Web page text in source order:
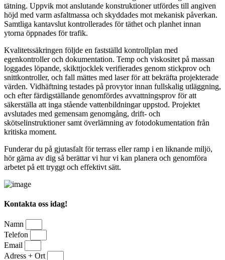
tätning. Uppvik mot anslutande konstruktioner utfördes till angiven
höjd med varm asfaltmassa och skyddades mot mekanisk påverkan.
Samtliga kantavslut kontrollerades för täthet och planhet innan
ytorna öppnades för trafik.
Kvalitetssäkringen följde en fastställd kontrollplan med
egenkontroller och dokumentation. Temp och viskositet på massan
loggades löpande, skikttjocklek verifierades genom stickprov och
snittkontroller, och fall mättes med laser för att bekräfta projekterade
värden. Vidhäftning testades på provytor innan fullskalig utläggning,
och efter färdigställande genomfördes avvattningsprov för att
säkerställa att inga stående vattenbildningar uppstod. Projektet
avslutades med gemensam genomgång, drift- och
skötselinstruktioner samt överlämning av fotodokumentation från
kritiska moment.
Funderar du på gjutasfalt för terrass eller ramp i en liknande miljö,
hör gärna av dig så berättar vi hur vi kan planera och genomföra
arbetet på ett tryggt och effektivt sätt.
Kontakta oss idag!
Namn
Telefon
Email
Adress + Ort